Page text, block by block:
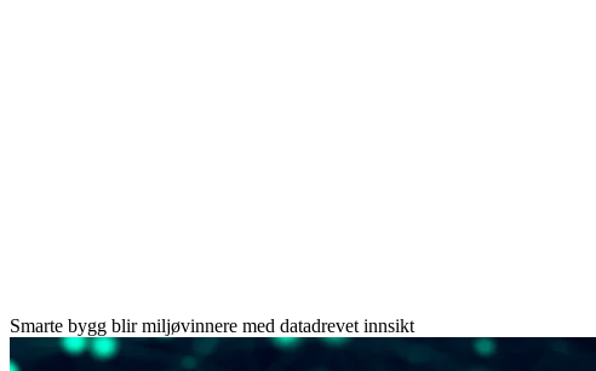
Smarte bygg blir miljøvinnere med datadrevet innsikt